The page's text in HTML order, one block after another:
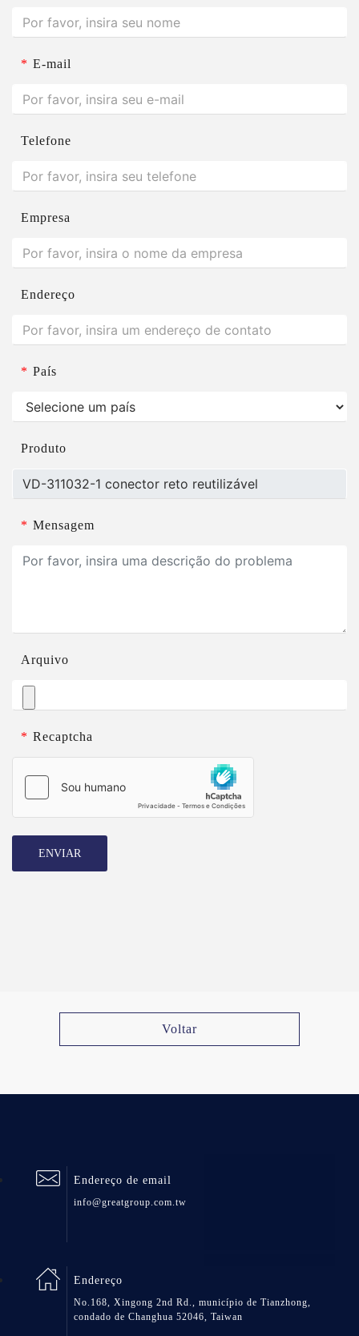
* E-mail
Telefone
Empresa
Endereço
* País
Produto
* Mensagem
Arquivo
* Recaptcha
ENVIAR
Voltar
Endereço de email
info@greatgroup.com.tw
Endereço
No.168, Xingong 2nd Rd., município de Tianzhong,
condado de Changhua 52046, Taiwan